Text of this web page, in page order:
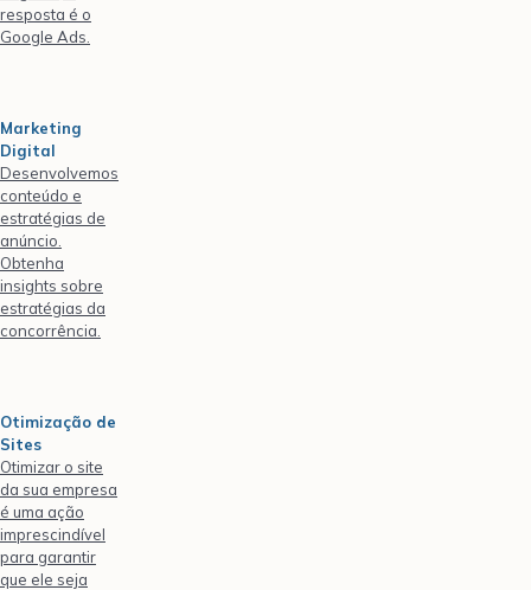
resposta é o
Google Ads.
Marketing
Digital
Desenvolvemos
conteúdo e
estratégias de
anúncio.
Obtenha
insights sobre
estratégias da
concorrência.
Otimização de
Sites
Otimizar o site
da sua empresa
é uma ação
imprescindível
para garantir
que ele seja